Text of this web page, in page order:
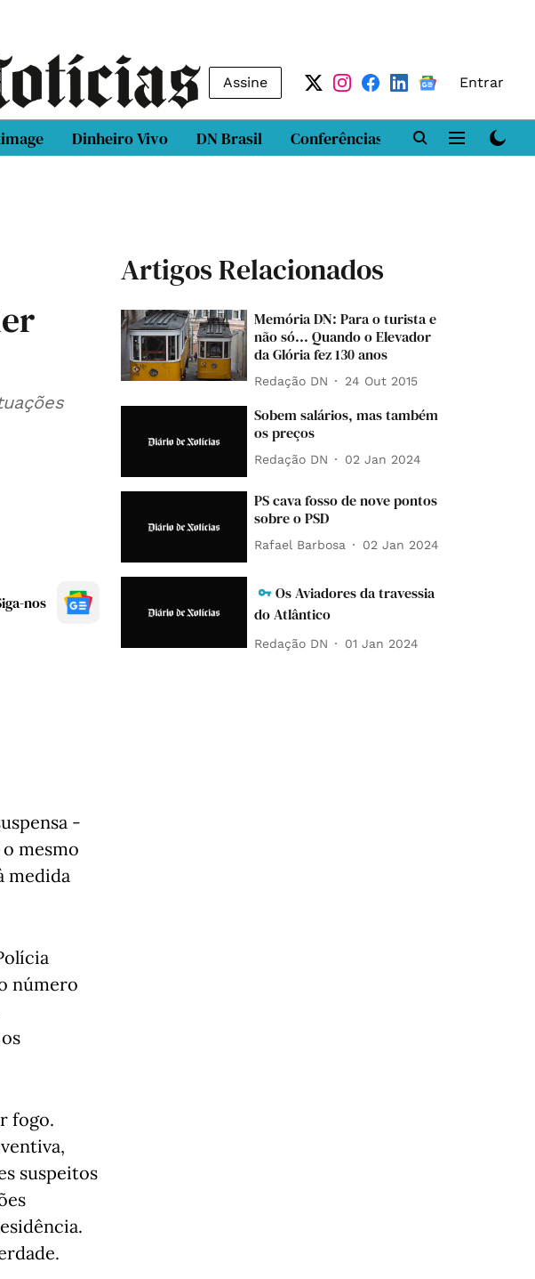
Assine Entrar
Dinheiro Vivo DN Brasil Conferências DN LAB
nos
-
mesmo
medida
número
fogo.
suspeitos
Artigos Relacionados
Memória DN: Para o turista e
não só... Quando o Elevador
da Glória fez 130 anos
Redação DN 24 Out 2015
Sobem salários, mas também
os preços
Redação DN 02 Jan 2024
PS cava fosso de nove pontos
sobre o PSD
Rafael Barbosa 02 Jan 2024
Os Aviadores da travessia
do Atlântico
Redação DN 01 Jan 2024